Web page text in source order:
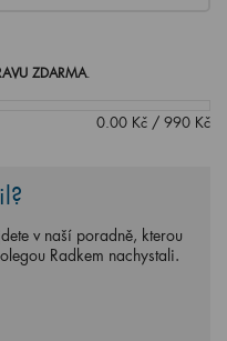
ZDARMA.
0.00 Kč / 990 Kč
v naší poradně, kterou
Radkem nachystali.